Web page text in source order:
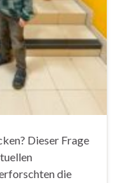
Dieser Frage
die